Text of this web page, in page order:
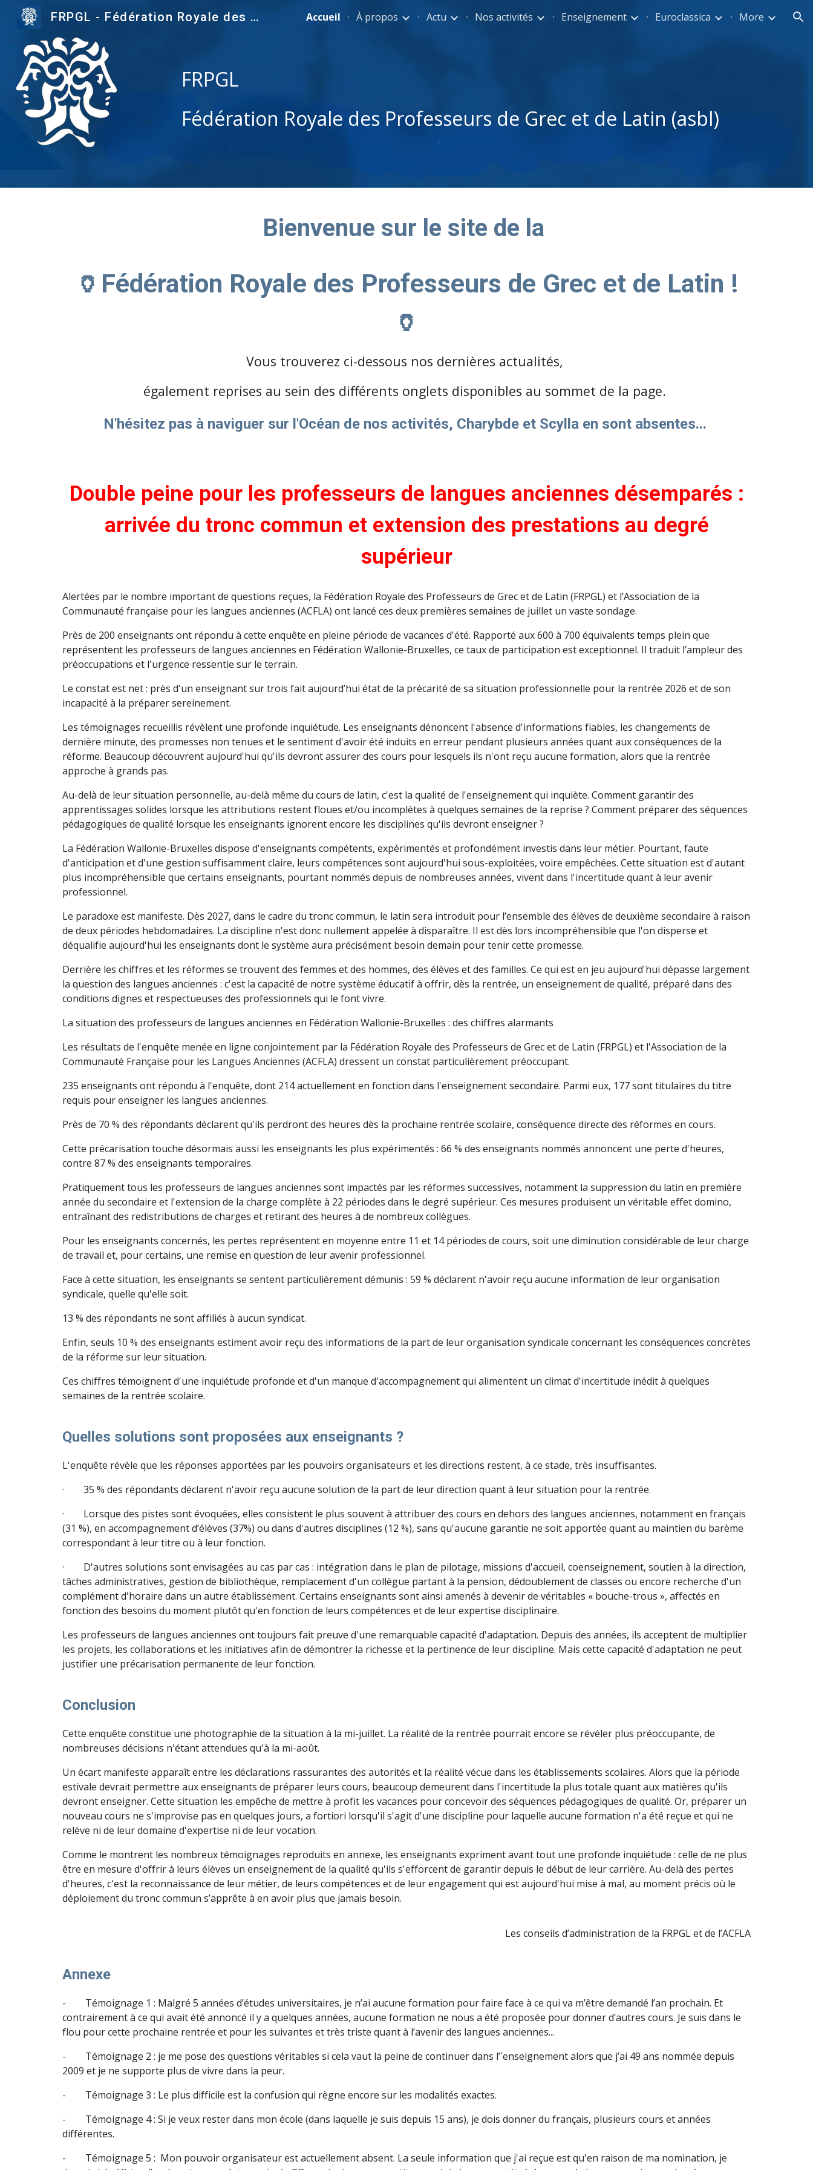
Skip to main content Skip to navigation
FRPGL - Fédération Royale des Professeurs de Grec et de Latin (asbl) Accueil À propos Actu Nos activités Enseignement Euroclassica More
FRPGL
Fédération Royale des Professeurs de Grec et de Latin (asbl)
Bienvenue sur le site de la
🏺Fédération Royale des Professeurs de Grec et de Latin !
🏺
Vous trouverez ci-dessous nos dernières actualités,
également reprises au sein des différents onglets disponibles au sommet de la page.
N'hésitez pas à naviguer sur l'Océan de nos activités, Charybde et Scylla en sont absentes...
Double peine pour les professeurs de langues anciennes désemparés :
arrivée du tronc commun et extension des prestations au degré
supérieur
Alertées par le nombre important de questions reçues, la Fédération Royale des Professeurs de Grec et de Latin (FRPGL) et l’Association de la
Communauté française pour les langues anciennes (ACFLA) ont lancé ces deux premières semaines de juillet un vaste sondage.
Près de 200 enseignants ont répondu à cette enquête en pleine période de vacances d'été. Rapporté aux 600 à 700 équivalents temps plein que
représentent les professeurs de langues anciennes en Fédération Wallonie-Bruxelles, ce taux de participation est exceptionnel. Il traduit l’ampleur des
préoccupations et l'urgence ressentie sur le terrain.
Le constat est net : près d'un enseignant sur trois fait aujourd’hui état de la précarité de sa situation professionnelle pour la rentrée 2026 et de son
incapacité à la préparer sereinement.
Les témoignages recueillis révèlent une profonde inquiétude. Les enseignants dénoncent l'absence d'informations fiables, les changements de
dernière minute, des promesses non tenues et le sentiment d'avoir été induits en erreur pendant plusieurs années quant aux conséquences de la
réforme. Beaucoup découvrent aujourd'hui qu'ils devront assurer des cours pour lesquels ils n'ont reçu aucune formation, alors que la rentrée
approche à grands pas.
Au-delà de leur situation personnelle, au-delà même du cours de latin, c'est la qualité de l'enseignement qui inquiète. Comment garantir des
apprentissages solides lorsque les attributions restent floues et/ou incomplètes à quelques semaines de la reprise ? Comment préparer des séquences
pédagogiques de qualité lorsque les enseignants ignorent encore les disciplines qu'ils devront enseigner ?
La Fédération Wallonie-Bruxelles dispose d'enseignants compétents, expérimentés et profondément investis dans leur métier. Pourtant, faute
d'anticipation et d'une gestion suffisamment claire, leurs compétences sont aujourd'hui sous-exploitées, voire empêchées. Cette situation est d'autant
plus incompréhensible que certains enseignants, pourtant nommés depuis de nombreuses années, vivent dans l'incertitude quant à leur avenir
professionnel.
Le paradoxe est manifeste. Dès 2027, dans le cadre du tronc commun, le latin sera introduit pour l’ensemble des élèves de deuxième secondaire à raison
de deux périodes hebdomadaires. La discipline n'est donc nullement appelée à disparaître. Il est dès lors incompréhensible que l'on disperse et
déqualifie aujourd'hui les enseignants dont le système aura précisément besoin demain pour tenir cette promesse.
Derrière les chiffres et les réformes se trouvent des femmes et des hommes, des élèves et des familles. Ce qui est en jeu aujourd'hui dépasse largement
la question des langues anciennes : c'est la capacité de notre système éducatif à offrir, dès la rentrée, un enseignement de qualité, préparé dans des
conditions dignes et respectueuses des professionnels qui le font vivre.
La situation des professeurs de langues anciennes en Fédération Wallonie-Bruxelles : des chiffres alarmants
Les résultats de l'enquête menée en ligne conjointement par la Fédération Royale des Professeurs de Grec et de Latin (FRPGL) et l'Association de la
Communauté Française pour les Langues Anciennes (ACFLA) dressent un constat particulièrement préoccupant.
235 enseignants ont répondu à l'enquête, dont 214 actuellement en fonction dans l'enseignement secondaire. Parmi eux, 177 sont titulaires du titre
requis pour enseigner les langues anciennes.
Près de 70 % des répondants déclarent qu'ils perdront des heures dès la prochaine rentrée scolaire, conséquence directe des réformes en cours.
Cette précarisation touche désormais aussi les enseignants les plus expérimentés : 66 % des enseignants nommés annoncent une perte d'heures,
contre 87 % des enseignants temporaires.
Pratiquement tous les professeurs de langues anciennes sont impactés par les réformes successives, notamment la suppression du latin en première
année du secondaire et l'extension de la charge complète à 22 périodes dans le degré supérieur. Ces mesures produisent un véritable effet domino,
entraînant des redistributions de charges et retirant des heures à de nombreux collègues.
Pour les enseignants concernés, les pertes représentent en moyenne entre 11 et 14 périodes de cours, soit une diminution considérable de leur charge
de travail et, pour certains, une remise en question de leur avenir professionnel.
Face à cette situation, les enseignants se sentent particulièrement démunis : 59 % déclarent n'avoir reçu aucune information de leur organisation
syndicale, quelle qu'elle soit.
13 % des répondants ne sont affiliés à aucun syndicat.
Enfin, seuls 10 % des enseignants estiment avoir reçu des informations de la part de leur organisation syndicale concernant les conséquences concrètes
de la réforme sur leur situation.
Ces chiffres témoignent d'une inquiétude profonde et d'un manque d'accompagnement qui alimentent un climat d'incertitude inédit à quelques
semaines de la rentrée scolaire.
Quelles solutions sont proposées aux enseignants ?
L'enquête révèle que les réponses apportées par les pouvoirs organisateurs et les directions restent, à ce stade, très insuffisantes.
· 35 % des répondants déclarent n'avoir reçu aucune solution de la part de leur direction quant à leur situation pour la rentrée.
· Lorsque des pistes sont évoquées, elles consistent le plus souvent à attribuer des cours en dehors des langues anciennes, notamment en français
(31 %), en accompagnement d’élèves (37%) ou dans d'autres disciplines (12 %), sans qu'aucune garantie ne soit apportée quant au maintien du barème
correspondant à leur titre ou à leur fonction.
· D'autres solutions sont envisagées au cas par cas : intégration dans le plan de pilotage, missions d'accueil, coenseignement, soutien à la direction,
tâches administratives, gestion de bibliothèque, remplacement d'un collègue partant à la pension, dédoublement de classes ou encore recherche d'un
complément d'horaire dans un autre établissement. Certains enseignants sont ainsi amenés à devenir de véritables « bouche-trous », affectés en
fonction des besoins du moment plutôt qu'en fonction de leurs compétences et de leur expertise disciplinaire.
Les professeurs de langues anciennes ont toujours fait preuve d'une remarquable capacité d'adaptation. Depuis des années, ils acceptent de multiplier
les projets, les collaborations et les initiatives afin de démontrer la richesse et la pertinence de leur discipline. Mais cette capacité d'adaptation ne peut
justifier une précarisation permanente de leur fonction.
Conclusion
Cette enquête constitue une photographie de la situation à la mi-juillet. La réalité de la rentrée pourrait encore se révéler plus préoccupante, de
nombreuses décisions n'étant attendues qu'à la mi-août.
Un écart manifeste apparaît entre les déclarations rassurantes des autorités et la réalité vécue dans les établissements scolaires. Alors que la période
estivale devrait permettre aux enseignants de préparer leurs cours, beaucoup demeurent dans l'incertitude la plus totale quant aux matières qu'ils
devront enseigner. Cette situation les empêche de mettre à profit les vacances pour concevoir des séquences pédagogiques de qualité. Or, préparer un
nouveau cours ne s'improvise pas en quelques jours, a fortiori lorsqu'il s'agit d'une discipline pour laquelle aucune formation n'a été reçue et qui ne
relève ni de leur domaine d'expertise ni de leur vocation.
Comme le montrent les nombreux témoignages reproduits en annexe, les enseignants expriment avant tout une profonde inquiétude : celle de ne plus
être en mesure d'offrir à leurs élèves un enseignement de la qualité qu'ils s'efforcent de garantir depuis le début de leur carrière. Au-delà des pertes
d'heures, c'est la reconnaissance de leur métier, de leurs compétences et de leur engagement qui est aujourd'hui mise à mal, au moment précis où le
déploiement du tronc commun s’apprête à en avoir plus que jamais besoin.
Les conseils d’administration de la FRPGL et de l’ACFLA
Annexe
- Témoignage 1 : Malgré 5 années d’études universitaires, je n’ai aucune formation pour faire face à ce qui va m’être demandé l’an prochain. Et
contrairement à ce qui avait été annoncé il y a quelques années, aucune formation ne nous a été proposée pour donner d’autres cours. Je suis dans le
flou pour cette prochaine rentrée et pour les suivantes et très triste quant à l’avenir des langues anciennes...
- Témoignage 2 : je me pose des questions véritables si cela vaut la peine de continuer dans l’´enseignement alors que j’ai 49 ans nommée depuis
2009 et je ne supporte plus de vivre dans la peur.
- Témoignage 3 : Le plus difficile est la confusion qui règne encore sur les modalités exactes.
- Témoignage 4 : Si je veux rester dans mon école (dans laquelle je suis depuis 15 ans), je dois donner du français, plusieurs cours et années
différentes.
- Témoignage 5 : Mon pouvoir organisateur est actuellement absent. La seule information que j'ai reçue est qu'en raison de ma nomination, je